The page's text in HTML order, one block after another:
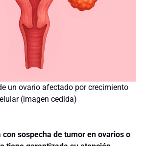
un ovario afectado por crecimiento
(imagen cedida)
sospecha de tumor en ovarios o